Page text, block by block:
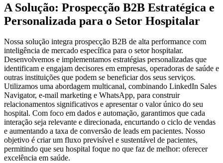
A Solução: Prospecção B2B Estratégica e
Personalizada para o Setor Hospitalar
Nossa solução integra prospecção B2B de alta performance com
inteligência de mercado específica para o setor hospitalar.
Desenvolvemos e implementamos estratégias personalizadas que
identificam e engajam decisores em empresas, operadoras de saúde e
outras instituições que podem se beneficiar dos seus serviços.
Utilizamos uma abordagem multicanal, combinando LinkedIn Sales
Navigator, e-mail marketing e WhatsApp, para construir
relacionamentos significativos e apresentar o valor único do seu
hospital. Com foco em dados e automação, garantimos que cada
interação seja relevante e direcionada, encurtando o ciclo de vendas
e aumentando a taxa de conversão de leads em pacientes. Nosso
objetivo é criar um fluxo previsível e sustentável de pacientes,
permitindo que seu hospital foque no que faz de melhor: oferecer
excelência em saúde.